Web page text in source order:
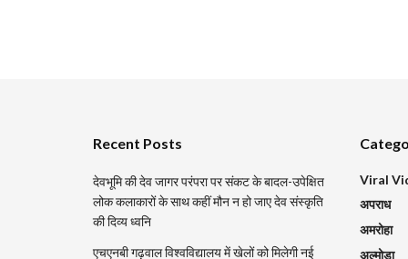
Recent Posts
देवभूमि की देव जागर परंपरा पर संकट के बादल-उपेक्षित
लोक कलाकारों के साथ कहीं मौन न हो जाए देव संस्कृति
की दिव्य ध्वनि
एचएनबी गढ़वाल विश्वविद्यालय में खेलों को मिलेगी नई
Viral
अपराध
अमरोहा
अल्मोड़ा